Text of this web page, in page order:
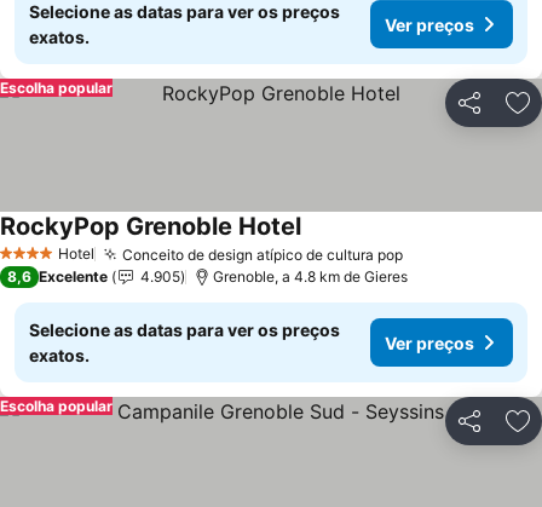
Selecione as datas para ver os preços
exatos.
Ver preços
Partilhar
Escolha popular
4 EstrelasHotel Conceito de design atípico de cultura pop
RockyPop Grenoble Hotel
8,6 Excelente 4.905 Grenoble, a 4.8 km de Gieres
Selecione as datas para ver os preços
exatos.
Ver preços
Partilhar
Escolha popular